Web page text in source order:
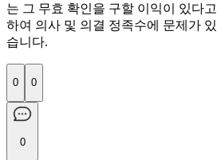
는 그 무효 확인을 구할 이익이 있다
하여 의사 및 의결 정족수에 문제가
습니다.
0 0
0